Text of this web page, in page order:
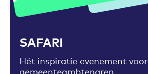
Toevoegen aan favorieten
SAFARI
Hét inspiratie evenement voor
gemeenteambtenaren